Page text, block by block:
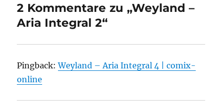
2 Kommentare zu „Weyland –
Aria Integral 2“
Pingback:Weyland – Aria Integral 4 | comix-
online